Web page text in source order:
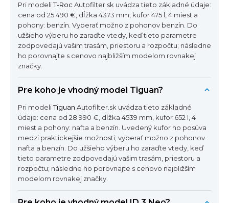
Pri modeliT-Roc Autofilter.sk uvádza tieto základné údaje:
cena od 25 490 €, dĺžka 4373 mm, kufor 475 l, 4 miest a
pohony: benzín. Vyberať možno z pohonov benzín. Do
užšieho výberu ho zaraďte vtedy, keď tieto parametre
zodpovedajú vašim trasám, priestoru a rozpočtu; následne
ho porovnajte s cenovo najbližším modelom rovnakej
značky.
Pre koho je vhodný model Tiguan?
Pri modeliTiguan Autofilter.sk uvádza tieto základné
údaje: cena od 28 990 €, dĺžka 4539 mm, kufor 652 l, 4
miest a pohony: nafta a benzín. Uvedený kufor ho posúva
medzi praktickejšie možnosti; vyberať možno z pohonov
nafta a benzín. Do užšieho výberu ho zaraďte vtedy, keď
tieto parametre zodpovedajú vašim trasám, priestoru a
rozpočtu; následne ho porovnajte s cenovo najbližším
modelom rovnakej značky.